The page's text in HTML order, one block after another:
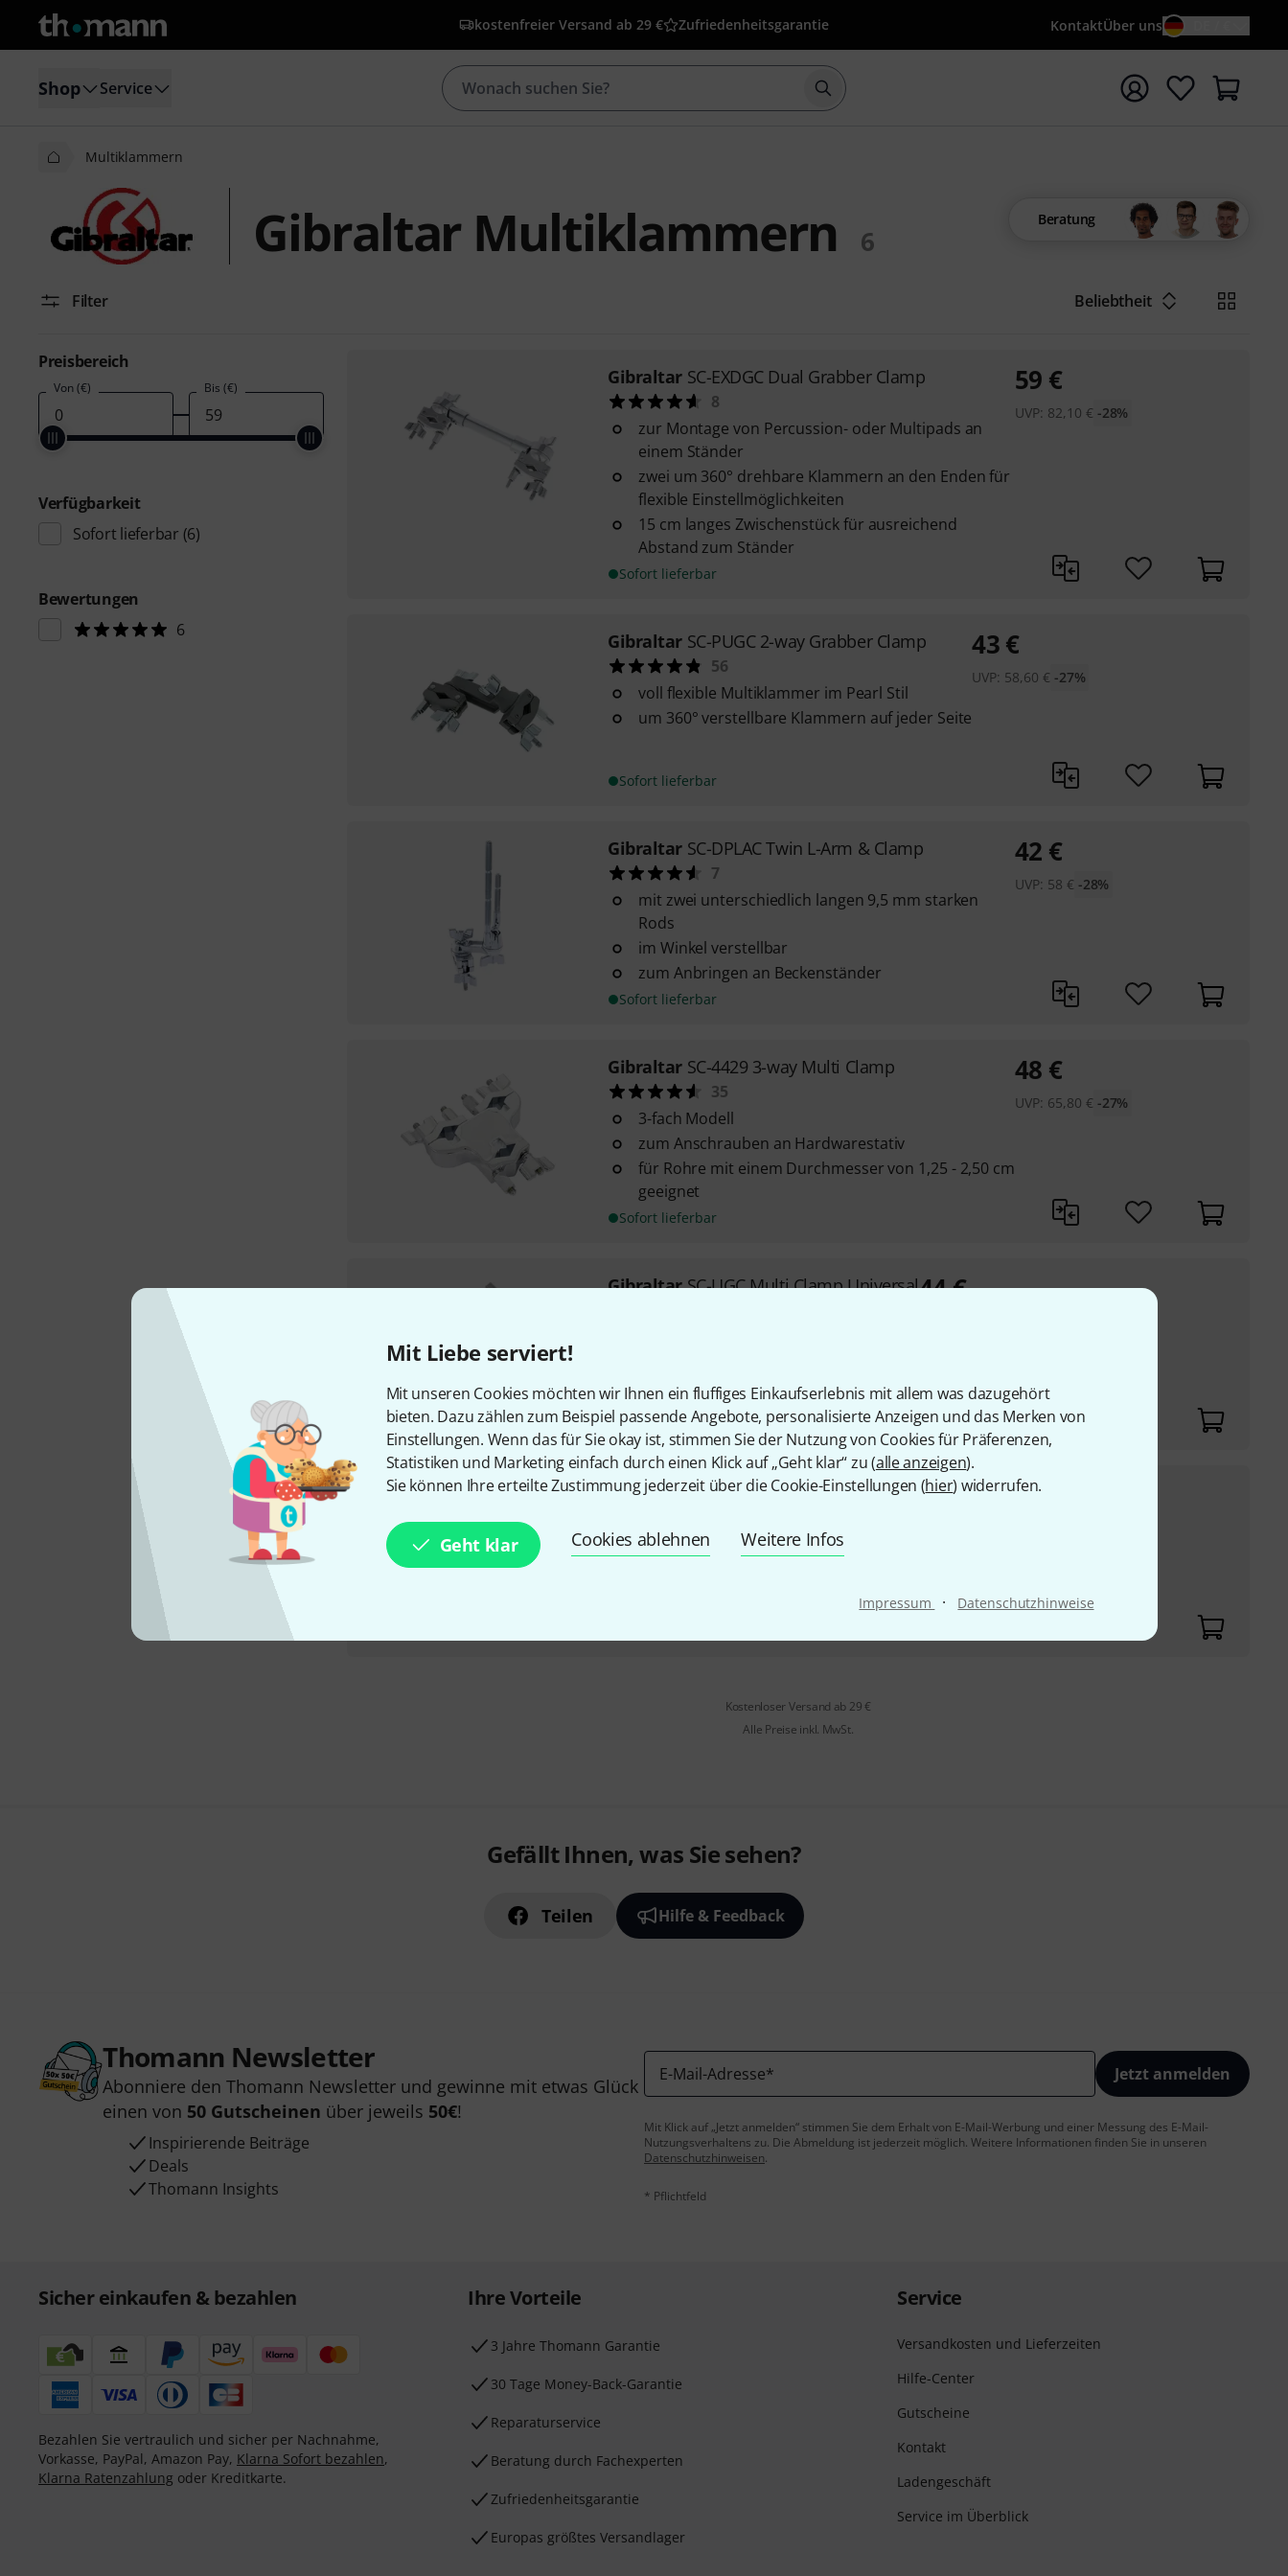
Mit Liebe serviert!
Mit unseren Cookies möchten wir Ihnen ein fluffiges Einkaufserlebnis mit allem was dazugehört
bieten. Dazu zählen zum Beispiel passende Angebote, personalisierte Anzeigen und das Merken von
Einstellungen. Wenn das für Sie okay ist, stimmen Sie der Nutzung von Cookies für Präferenzen,
Statistiken und Marketing einfach durch einen Klick auf „Geht klar“ zu (alle anzeigen).
Sie können Ihre erteilte Zustimmung jederzeit über die Cookie-Einstellungen (hier) widerrufen.
Geht klar Cookies ablehnen Weitere Infos
Impressum · Datenschutzhinweise
kostenfreier Versand ab 29 € Zufriedenheitsgarantie KontaktÜber uns
Shop Service Suche mit Suchwort {searchTerm} starten
Multiklammern
Gibraltar Multiklammern 6
Beratung
Filter Beliebtheit
Preisbereich
Von (€) Bis (€)
Verfügbarkeit
Sofort lieferbar (6)
Bewertungen
6
Gibraltar SC-EXDGC Dual Grabber Clamp
8
zur Montage von Percussion- oder Multipads an
einem Ständer
zwei um 360° drehbare Klammern an den Enden für
flexible Einstellmöglichkeiten
15 cm langes Zwischenstück für ausreichend
Abstand zum Ständer
Sofort lieferbar
59 €
UVP: 82,10 € -28%
Gibraltar SC-PUGC 2-way Grabber Clamp
56
voll flexible Multiklammer im Pearl Stil
um 360° verstellbare Klammern auf jeder Seite
Sofort lieferbar
43 €
UVP: 58,60 € -27%
Gibraltar SC-DPLAC Twin L-Arm & Clamp
7
mit zwei unterschiedlich langen 9,5 mm starken
Rods
im Winkel verstellbar
zum Anbringen an Beckenständer
Sofort lieferbar
42 €
UVP: 58 € -28%
Gibraltar SC-4429 3-way Multi Clamp
35
3-fach Modell
zum Anschrauben an Hardwarestativ
für Rohre mit einem Durchmesser von 1,25 - 2,50 cm
geeignet
Sofort lieferbar
48 €
UVP: 65,80 € -27%
GibraltarSC-UGC Multi Clamp Universal
Sofort lieferbar
44€
GibraltarSC-4425G Clamp
zwei Aufnahmen für Beckenarme oder Tomhalter
32€
Kostenloser Versand ab 29 €
Alle Preise inkl. MwSt.
Gefällt Ihnen, was Sie sehen?
Teilen Hilfe & Feedback
Thomann Newsletter
Abonniere den Thomann Newsletter und gewinne mit etwas Glück
einen von 50 Gutscheinen über jeweils 50€!
Inspirierende Beiträge
Deals
Thomann Insights
E-Mail-Adresse* Jetzt anmelden
Mit Klick auf „Jetzt anmelden“ stimmen Sie dem Erhalt von E-Mail-Werbung und einer Messung des E-Mail-
Nutzungsverhaltens zu. Die Abmeldung ist jederzeit möglich. Weitere Informationen finden Sie in unseren
Datenschutzhinweisen.
* Pflichtfeld
Sicher einkaufen & bezahlen
Bezahlen Sie vertraulich und sicher per Nachnahme,
Vorkasse, PayPal, Amazon Pay, Klarna Sofort bezahlen,
Klarna Ratenzahlung oder Kreditkarte.
Ihre Vorteile
3 Jahre Thomann Garantie
30 Tage Money-Back-Garantie
Reparaturservice
Beratung durch Fachexperten
Zufriedenheitsgarantie
Europas größtes Versandlager
Service
Versandkosten und Lieferzeiten
Hilfe-Center
Gutscheine
Kontakt
Ladengeschäft
Service im Überblick